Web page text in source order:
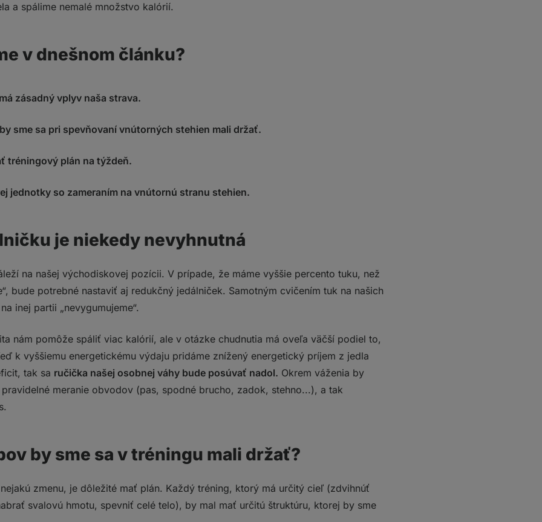
a spálime nemalé množstvo kalórií.
v dnešnom článku?
zásadný vplyv naša strava.
sme sa pri spevňovaní vnútorných stehien mali držať.
tréningový plán na týždeň.
jednotky so zameraním na vnútornú stranu stehien.
je niekedy nevyhnutná
na našej východiskovej pozícii. V prípade, že máme vyššie percento tuku, než
bude potrebné nastaviť aj redukčný jedálniček. Samotným cvičením tuk na našich
inej partii „nevygumujeme“.
nám pomôže spáliť viac kalórií, ale v otázke chudnutia má oveľa väčší podiel to,
k vyššiemu energetickému výdaju pridáme znížený energetický príjem z jedla
tak sa ručička našej osobnej váhy bude posúvať nadol. Okrem váženia by
meranie obvodov (pas, spodné brucho, zadok, stehno...), a tak
by sme sa v tréningu mali držať?
zmenu, je dôležité mať plán. Každý tréning, ktorý má určitý cieľ (zdvihnúť
svalovú hmotu, spevniť celé telo), by mal mať určitú štruktúru, ktorej by sme